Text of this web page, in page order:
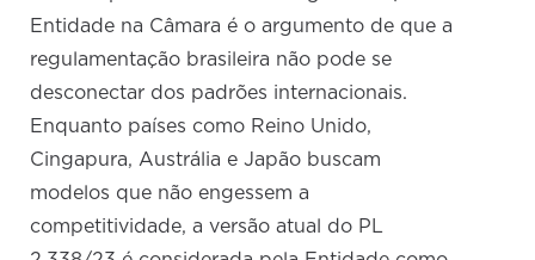
Entidade na Câmara é o argumento de que a
regulamentação brasileira não pode se
desconectar dos padrões internacionais.
Enquanto países como Reino Unido,
Cingapura, Austrália e Japão buscam
modelos que não engessem a
competitividade, a versão atual do PL